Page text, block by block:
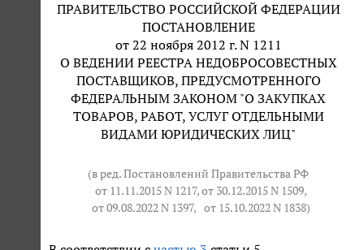
ПРАВИТЕЛЬСТВО РОССИЙСКОЙ ФЕДЕРАЦИИ
ПОСТАНОВЛЕНИЕ
от 22 ноября 2012 г. N 1211
О ВЕДЕНИИ РЕЕСТРА НЕДОБРОСОВЕСТНЫХ
ПОСТАВЩИКОВ, ПРЕДУСМОТРЕННОГО
ФЕДЕРАЛЬНЫМ ЗАКОНОМ "О ЗАКУПКАХ
ТОВАРОВ, РАБОТ, УСЛУГ ОТДЕЛЬНЫМИ
ВИДАМИ ЮРИДИЧЕСКИХ ЛИЦ"
(в ред. Постановлений Правительства РФ
от 11.11.2015 N 1217, от 30.12.2015 N 1509,
от 09.08.2022 N 1397, от 15.10.2022 N 1838)